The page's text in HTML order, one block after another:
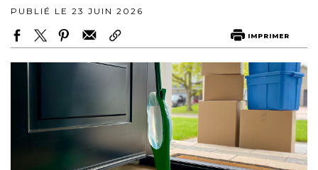
PUBLIÉ LE 23 JUIN 2026
IMPRIMER